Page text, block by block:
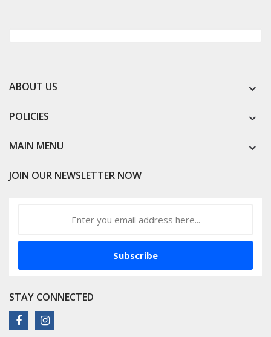
ABOUT US
POLICIES
MAIN MENU
JOIN OUR NEWSLETTER NOW
Subscribe
STAY CONNECTED